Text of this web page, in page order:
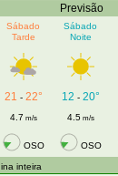
Previsão
Sábado
Tarde
Sábado
Noite
21 - 22° 12 - 20°
4.7 m/s 4.5m/s
OSO OSO
inteira